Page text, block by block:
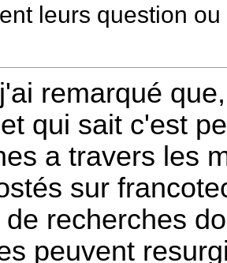
leurs question
remarqué
qui sait c'est
a travers les
sur
recherches
peuvent